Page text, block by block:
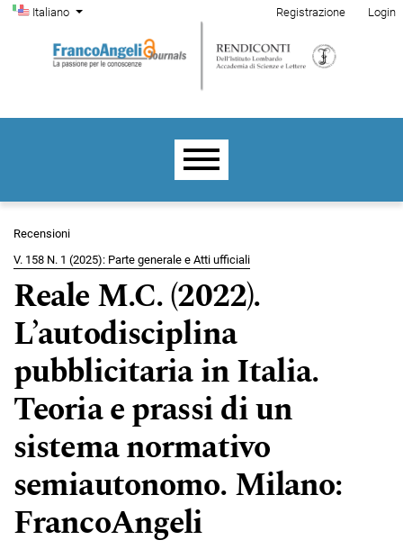
Salta al menu principale di navigazione
Salta al contenuto principale
Salta al piè di pagina del sito
Cambia la lingua. La lingua corrente è:
Italiano
Menu di amministrazione
Registrazione Login
Menu principale
Recensioni
V. 158 N. 1 (2025): Parte generale e Atti ufficiali
Reale M.C. (2022).
L’autodisciplina
pubblicitaria in Italia.
Teoria e prassi di un
sistema normativo
semiautonomo. Milano:
FrancoAngeli